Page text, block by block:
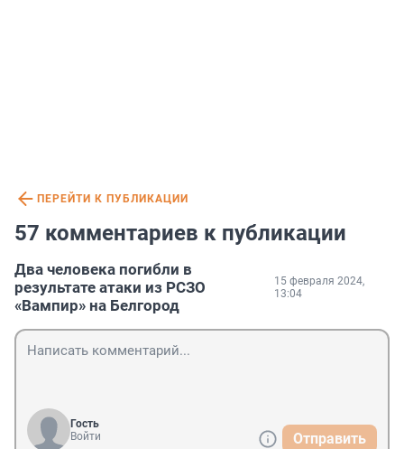
ПЕРЕЙТИ К ПУБЛИКАЦИИ
57 комментариев к публикации
Два человека погибли в
результате атаки из РСЗО
«Вампир» на Белгород
15 февраля 2024,
13:04
Гость
Войти
Отправить